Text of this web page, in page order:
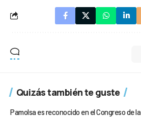
Quizás también te guste
Pamolsa es reconocido en el Congreso de la